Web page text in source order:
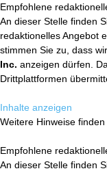
Empfohlene
An dieser Stelle finden
redaktionelles Angebot
stimmen Sie zu, dass
Inc. anzeigen dürfen.
Drittplattformen
Inhalte anzeigen
Weitere Hinweise
Empfohlene
An dieser Stelle finden